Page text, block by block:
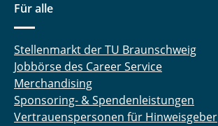
Für alle
Stellenmarkt der TU Braunschweig
Jobbörse des Career Service
Merchandising
Sponsoring- & Spendenleistungen
Vertrauenspersonen für Hinweisgeber